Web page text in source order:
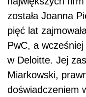
została Joanna
pięć lat
PwC, a
w Deloitte. Jej
Miarkowski,
doświadczeniem